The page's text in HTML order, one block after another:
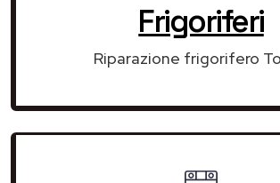
Frigoriferi
Riparazione frigorifero